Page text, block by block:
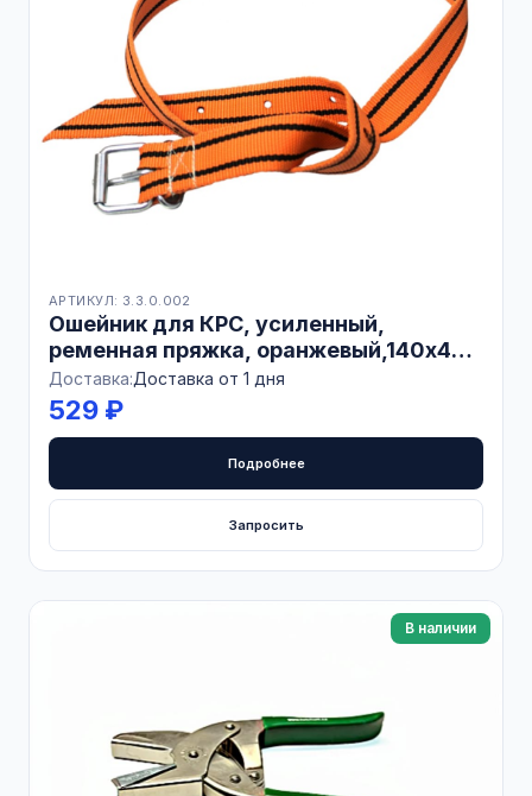
АРТИКУЛ: 3.3.0.002
Ошейник для КРС, усиленный,
ременная пряжка, оранжевый,140х4
см, БЕЛАРУСЬ
Доставка:Доставка от 1 дня
529 ₽
Подробнее
Запросить
В наличии